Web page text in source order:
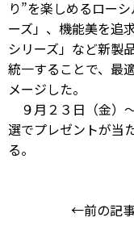
り”を楽しめるロー
ーズ」、機能美を追
シリーズ」など新製
統一することで、最
メージした。
９月２３日（金）
選でプレゼントが当
る。
←前の記